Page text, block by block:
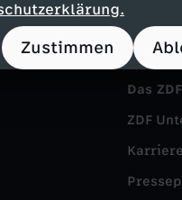
Zustimmen
Das ZDF
ZDF
Karriere